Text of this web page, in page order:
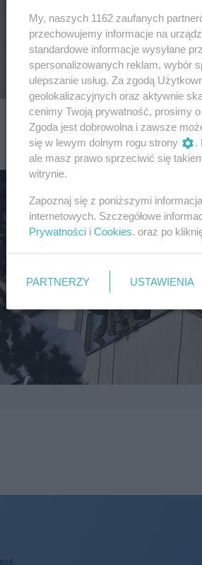
My, naszych 1162 zaufanych
przechowujemy informacje na
standardowe informacje wysyłane
spersonalizowanych reklam, wybór
ulepszanie usług. Za zgodą
geolokalizacyjnych oraz aktywnie
cenimy Twoją prywatność, prosimy
Zgoda jest dobrowolna i zawsze
się w lewym dolnym rogu strony
.
ale masz prawo sprzeciwić się
witrynie.
Zapoznaj się z poniższymi
internetowych. Szczegółowe
Prywatności i Cookies. oraz po
PARTNERZY USTAWIENIA